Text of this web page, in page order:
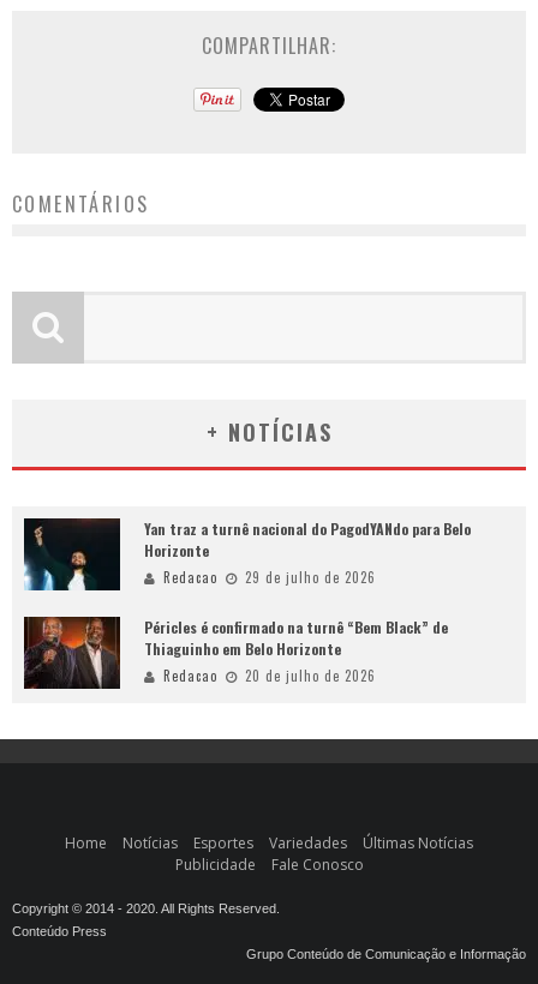
COMPARTILHAR:
COMENTÁRIOS
+ NOTÍCIAS
Yan traz a turnê nacional do PagodYANdo para Belo
Horizonte
Redacao 29 de julho de 2026
Péricles é confirmado na turnê “Bem Black” de
Thiaguinho em Belo Horizonte
Redacao 20 de julho de 2026
Home Notícias Esportes Variedades
Últimas Notícias
Publicidade
Fale Conosco
Copyright © 2014 - 2020. All Rights Reserved.
Conteúdo Press
Grupo Conteúdo de Comunicação e Informação